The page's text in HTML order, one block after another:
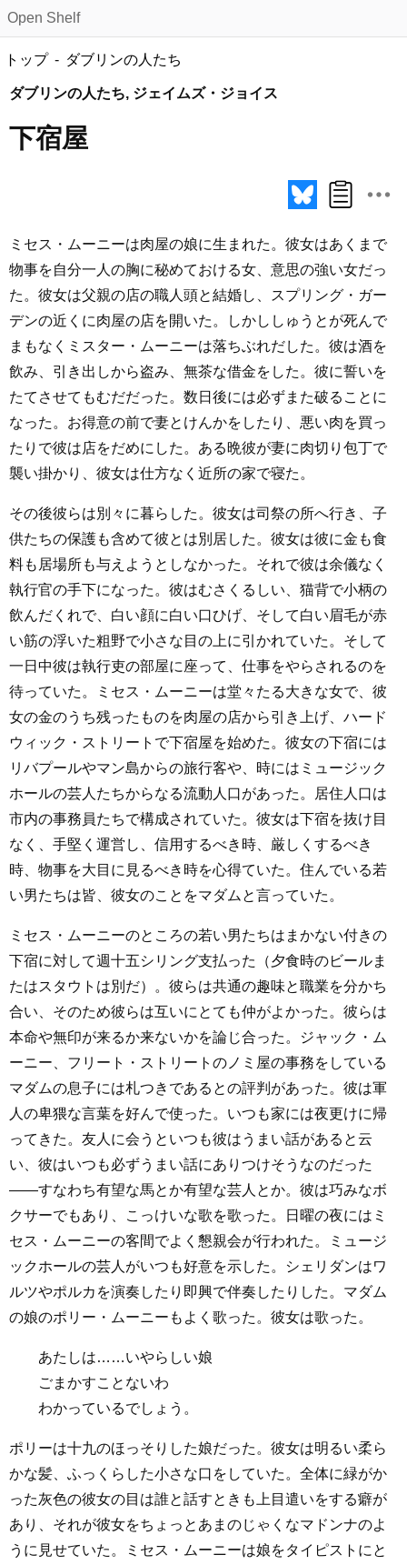
Open Shelf
トップ ダブリンの人たち
ダブリンの人たち, ジェイムズ・ジョイス
下宿屋
ミセス・ムーニーは肉屋の娘に生まれた。彼女はあくまで
物事を自分一人の胸に秘めておける女、意思の強い女だっ
た。彼女は父親の店の職人頭と結婚し、スプリング・ガー
デンの近くに肉屋の店を開いた。しかししゅうとが死んで
まもなくミスター・ムーニーは落ちぶれだした。彼は酒を
飲み、引き出しから盗み、無茶な借金をした。彼に誓いを
たてさせてもむだだった。数日後には必ずまた破ることに
なった。お得意の前で妻とけんかをしたり、悪い肉を買っ
たりで彼は店をだめにした。ある晩彼が妻に肉切り包丁で
襲い掛かり、彼女は仕方なく近所の家で寝た。
その後彼らは別々に暮らした。彼女は司祭の所へ行き、子
供たちの保護も含めて彼とは別居した。彼女は彼に金も食
料も居場所も与えようとしなかった。それで彼は余儀なく
執行官の手下になった。彼はむさくるしい、猫背で小柄の
飲んだくれで、白い顔に白い口ひげ、そして白い眉毛が赤
い筋の浮いた粗野で小さな目の上に引かれていた。そして
一日中彼は執行吏の部屋に座って、仕事をやらされるのを
待っていた。ミセス・ムーニーは堂々たる大きな女で、彼
女の金のうち残ったものを肉屋の店から引き上げ、ハード
ウィック・ストリートで下宿屋を始めた。彼女の下宿には
リバプールやマン島からの旅行客や、時にはミュージック
ホールの芸人たちからなる流動人口があった。居住人口は
市内の事務員たちで構成されていた。彼女は下宿を抜け目
なく、手堅く運営し、信用するべき時、厳しくするべき
時、物事を大目に見るべき時を心得ていた。住んでいる若
い男たちは皆、彼女のことをマダムと言っていた。
ミセス・ムーニーのところの若い男たちはまかない付きの
下宿に対して週十五シリング支払った（夕食時のビールま
たはスタウトは別だ）。彼らは共通の趣味と職業を分かち
合い、そのため彼らは互いにとても仲がよかった。彼らは
本命や無印が来るか来ないかを論じ合った。ジャック・ム
ーニー、フリート・ストリートのノミ屋の事務をしている
マダムの息子には札つきであるとの評判があった。彼は軍
人の卑猥な言葉を好んで使った。いつも家には夜更けに帰
ってきた。友人に会うといつも彼はうまい話があると云
い、彼はいつも必ずうまい話にありつけそうなのだった
――すなわち有望な馬とか有望な芸人とか。彼は巧みなボ
クサーでもあり、こっけいな歌を歌った。日曜の夜にはミ
セス・ムーニーの客間でよく懇親会が行われた。ミュージ
ックホールの芸人がいつも好意を示した。シェリダンはワ
ルツやポルカを演奏したり即興で伴奏したりした。マダム
の娘のポリー・ムーニーもよく歌った。彼女は歌った。
あたしは……いやらしい娘
ごまかすことないわ
わかっているでしょう。
ポリーは十九のほっそりした娘だった。彼女は明るい柔ら
かな髪、ふっくらした小さな口をしていた。全体に緑がか
った灰色の彼女の目は誰と話すときも上目遣いをする癖が
あり、それが彼女をちょっとあまのじゃくなマドンナのよ
うに見せていた。ミセス・ムーニーは娘をタイピストにと